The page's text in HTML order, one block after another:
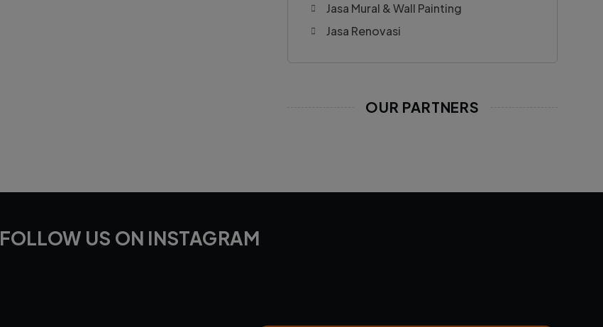
Jasa Mural & Wall Painting
Jasa Renovasi
OUR PARTNERS
FOLLOW US ON INSTAGRAM